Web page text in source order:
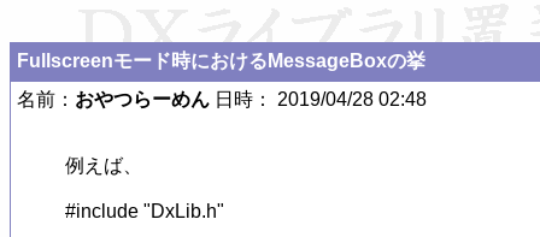
Fullscreenモード時におけるMessageBoxの挙
名前： おやつらーめん 日時： 2019/04/28 02:48
例えば、
#include "DxLib.h"